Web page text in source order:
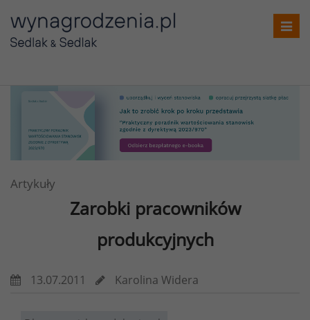
Artykuły
Zarobki pracowników
produkcyjnych
13.07.2011 Karolina Widera